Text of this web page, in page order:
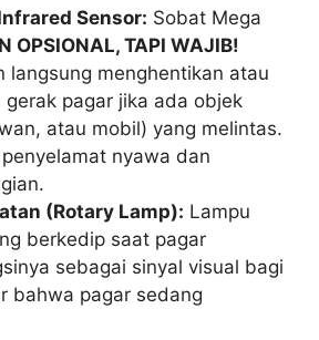
Sensor: Sobat Mega
OPSIONAL, TAPI WAJIB!
langsung menghentikan atau
gerak pagar jika ada objek
atau mobil) yang melintas.
nyawa dan
(Rotary Lamp): Lampu
berkedip saat pagar
sebagai sinyal visual bagi
bahwa pagar sedang